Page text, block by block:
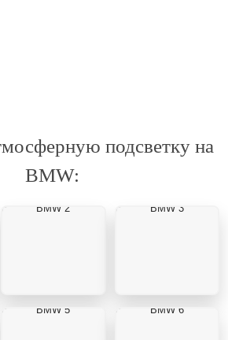
подсветку на
BMW:
BMW 2 BMW 3
BMW 5 BMW 6